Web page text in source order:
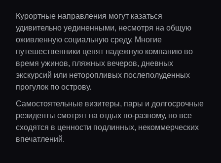
Курортные направления могут казаться
удивительно уединенными, несмотря на общую
оживленную социальную среду. Многие
путешественники ценят надежную компанию во
время ужинов, пляжных вечеров, дневных
экскурсий или неторопливых послеполуденных
прогулок по острову.
Самостоятельные визитеры, пары и долгосрочные
резиденты смотрят на отдых по-разному, но все
сходятся в ценности подлинных, некоммерческих
впечатлений.